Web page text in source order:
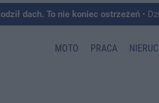
dach. To nie koniec ostrzeżeń •
MOTO PRACA